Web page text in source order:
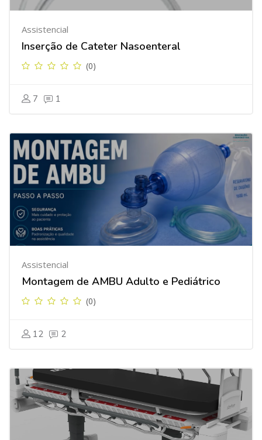
Assistencial
Inserção de Cateter Nasoenteral
(0)
7 1
Assistencial
Montagem de AMBU Adulto e Pediátrico
(0)
12 2